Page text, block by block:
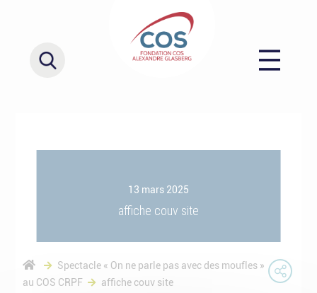
13 mars 2025
affiche couv site
Spectacle « On ne parle pas avec des moufles »
au COS CRPF
affiche couv site